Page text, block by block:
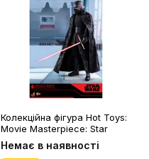
Колекційна фігура Hot Toys:
Movie Masterpiece: Star
Wars: The Rise of Skywalker:
Kylo Ren, (603470)
Немає в наявності